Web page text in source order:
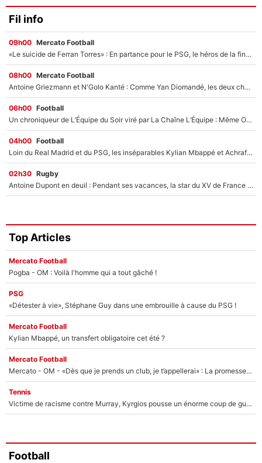
Fil info
09h00 Mercato Football
«Le suicide de Ferran Torres» : En partance pour le PSG, le héros de la finale de la Coupe du monde s'attire les foudres de la presse espagnole !
08h00 Mercato Football
Antoine Griezmann et N'Golo Kanté : Comme Yan Diomandé, les deux champions du monde ont refusé de signer au PSG !
06h00 Football
Un chroniqueur de L’Équipe du Soir viré par La Chaîne L’Équipe : Même Olivier Ménard n’avait pas pu empêcher son départ, «je l’ai appris sur Twitter, je l’ai vécu assez mal»
04h00 Football
Loin du Real Madrid et du PSG, les inséparables Kylian Mbappé et Achraf Hakimi changent d'équipe le temps d'une journée !
02h30 Rugby
Antoine Dupont en deuil : Pendant ses vacances, la star du XV de France a perdu sa grand-mère
Top Articles
Mercato Football
Pogba - OM : Voilà l'homme qui a tout gâché !
PSG
«Détester à vie», Stéphane Guy dans une embrouille à cause du PSG !
Mercato Football
Kylian Mbappé, un transfert obligatoire cet été ?
Mercato Football
Mercato - OM - «Dès que je prends un club, je t’appellerai» : La promesse de Marcelino au moment de claquer la porte
Tennis
Victime de racisme contre Murray, Kyrgios pousse un énorme coup de gueule !
Football